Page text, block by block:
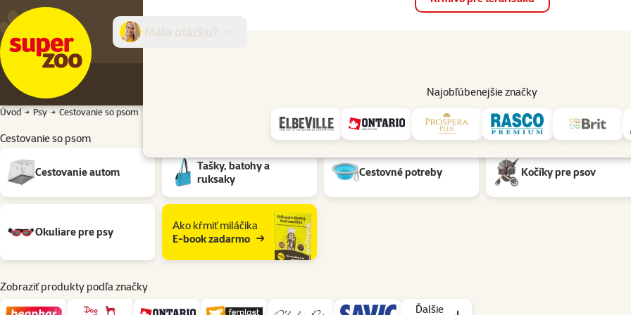
Najobľúbenejšie značky
Predajne Služby
Úvod Psy Cestovanie so psom
Cestovanie so psom
Cestovanie autom
Tašky, batohy a
ruksaky
Cestovné potreby Kočíky pre psov
Okuliare pre psy
Ako kŕmiť miláčika
E-book zadarmo
Zobraziť produkty podľa značky
Ďalšie